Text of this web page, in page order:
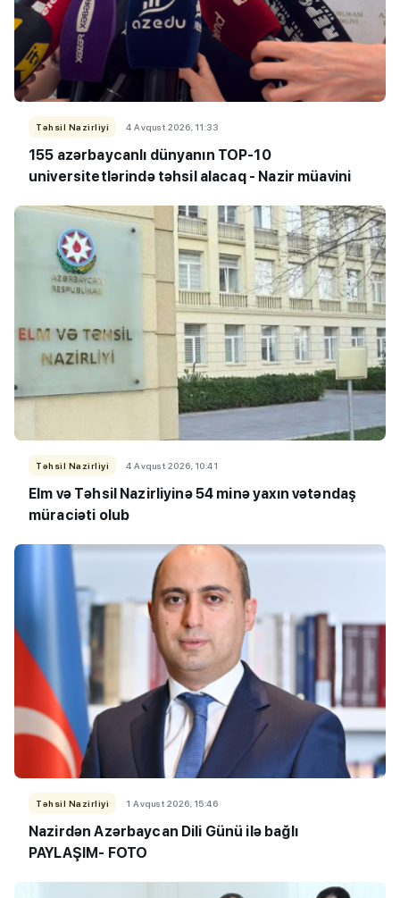
Təhsil Nazirliyi 4 Avqust 2026, 11:33
155 azərbaycanlı dünyanın TOP-10
universitetlərində təhsil alacaq - Nazir müavini
Təhsil Nazirliyi 4 Avqust 2026, 10:41
Elm və Təhsil Nazirliyinə 54 minə yaxın vətəndaş
müraciəti olub
Təhsil Nazirliyi 1 Avqust 2026, 15:46
Nazirdən Azərbaycan Dili Günü ilə bağlı
PAYLAŞIM- FOTO